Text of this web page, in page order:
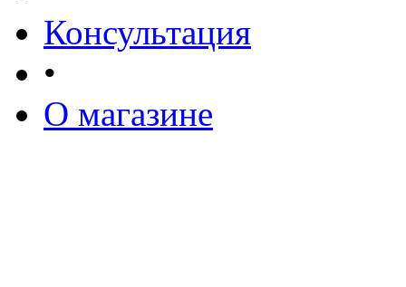
Консультация
•
О магазине